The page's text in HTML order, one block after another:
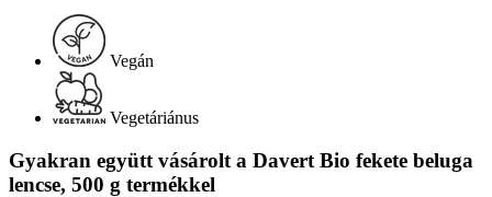
Vegán
Vegetáriánus
Gyakran együtt vásárolt a Davert Bio fekete beluga
lencse, 500 g termékkel